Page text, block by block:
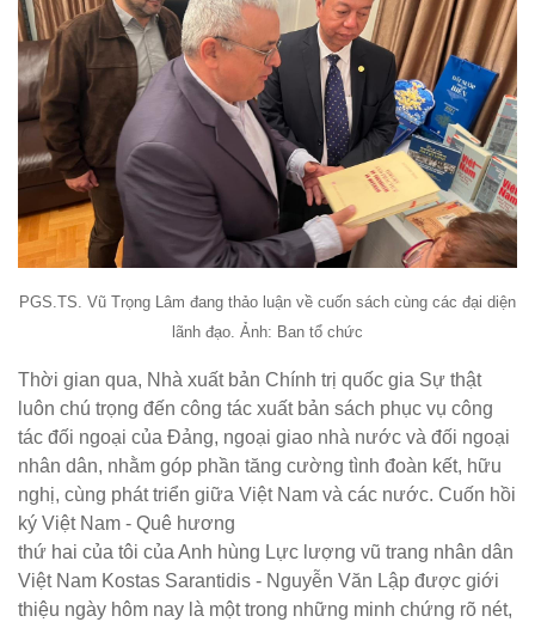
PGS.TS. Vũ Trọng Lâm đang thảo luận về cuốn sách cùng các đại diện
lãnh đạo. Ảnh: Ban tổ chức
Thời gian qua, Nhà xuất bản Chính trị quốc gia Sự thật
luôn chú trọng đến công tác xuất bản sách phục vụ công
tác đối ngoại của Đảng, ngoại giao nhà nước và đối ngoại
nhân dân, nhằm góp phần tăng cường tình đoàn kết, hữu
nghị, cùng phát triển giữa Việt Nam và các nước. Cuốn hồi
ký Việt Nam - Quê hương
thứ hai của tôi của Anh hùng Lực lượng vũ trang nhân dân
Việt Nam Kostas Sarantidis - Nguyễn Văn Lập được giới
thiệu ngày hôm nay là một trong những minh chứng rõ nét,